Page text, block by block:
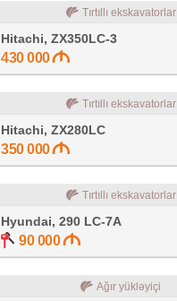
Tırtıllı ekskavatorlar
Hitachi, ZX350LC-3
430 000
Tırtıllı ekskavatorlar
Hitachi, ZX280LC
350 000
Tırtıllı ekskavatorlar
Hyundai, 290 LC-7A
90 000
Ağır yükləyiçi